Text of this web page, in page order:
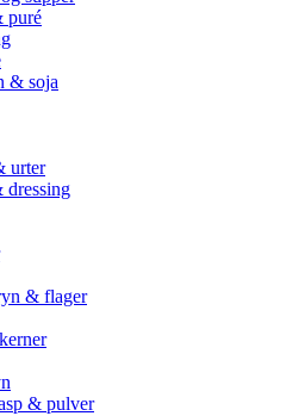
puré
& soja
urter
dressing
& flager
& pulver